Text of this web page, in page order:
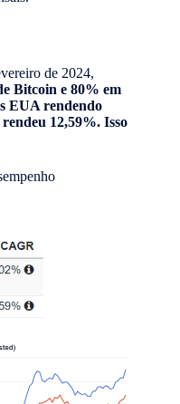
de 2024,
Bitcoin e 80% em
EUA rendendo
12,59%. Isso